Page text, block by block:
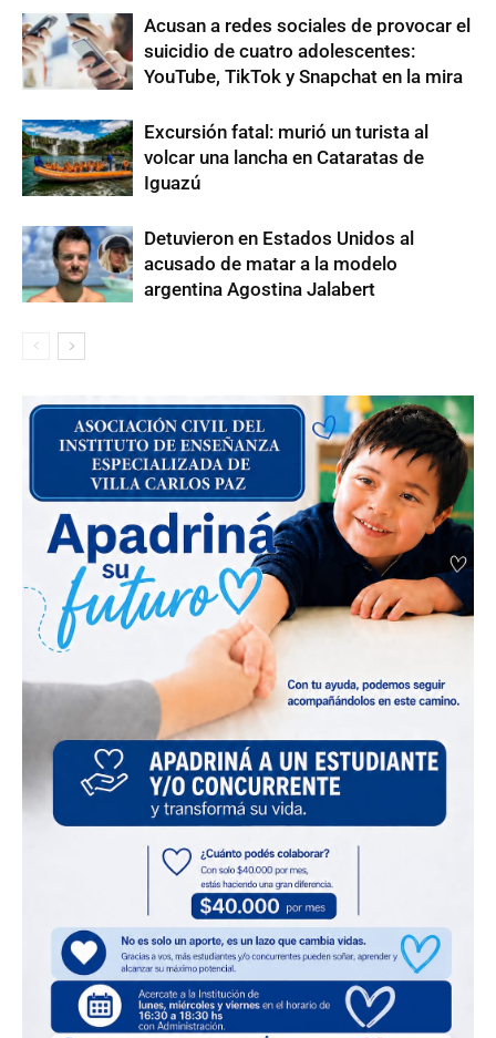
Acusan a redes sociales de provocar el
suicidio de cuatro adolescentes:
YouTube, TikTok y Snapchat en la mira
Excursión fatal: murió un turista al
volcar una lancha en Cataratas de
Iguazú
Detuvieron en Estados Unidos al
acusado de matar a la modelo
argentina Agostina Jalabert